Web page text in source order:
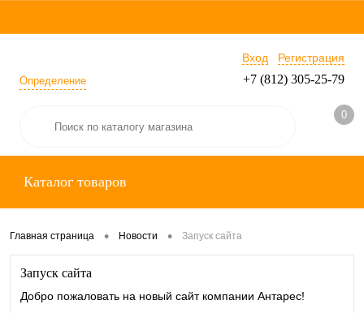
Определение
Вход Регистрация
+7 (812) 305-25-79
0
Каталог товаров
Главная страница • Новости • Запуск сайта
Запуск сайта
Добро пожаловать на новый сайт компании Антарес!